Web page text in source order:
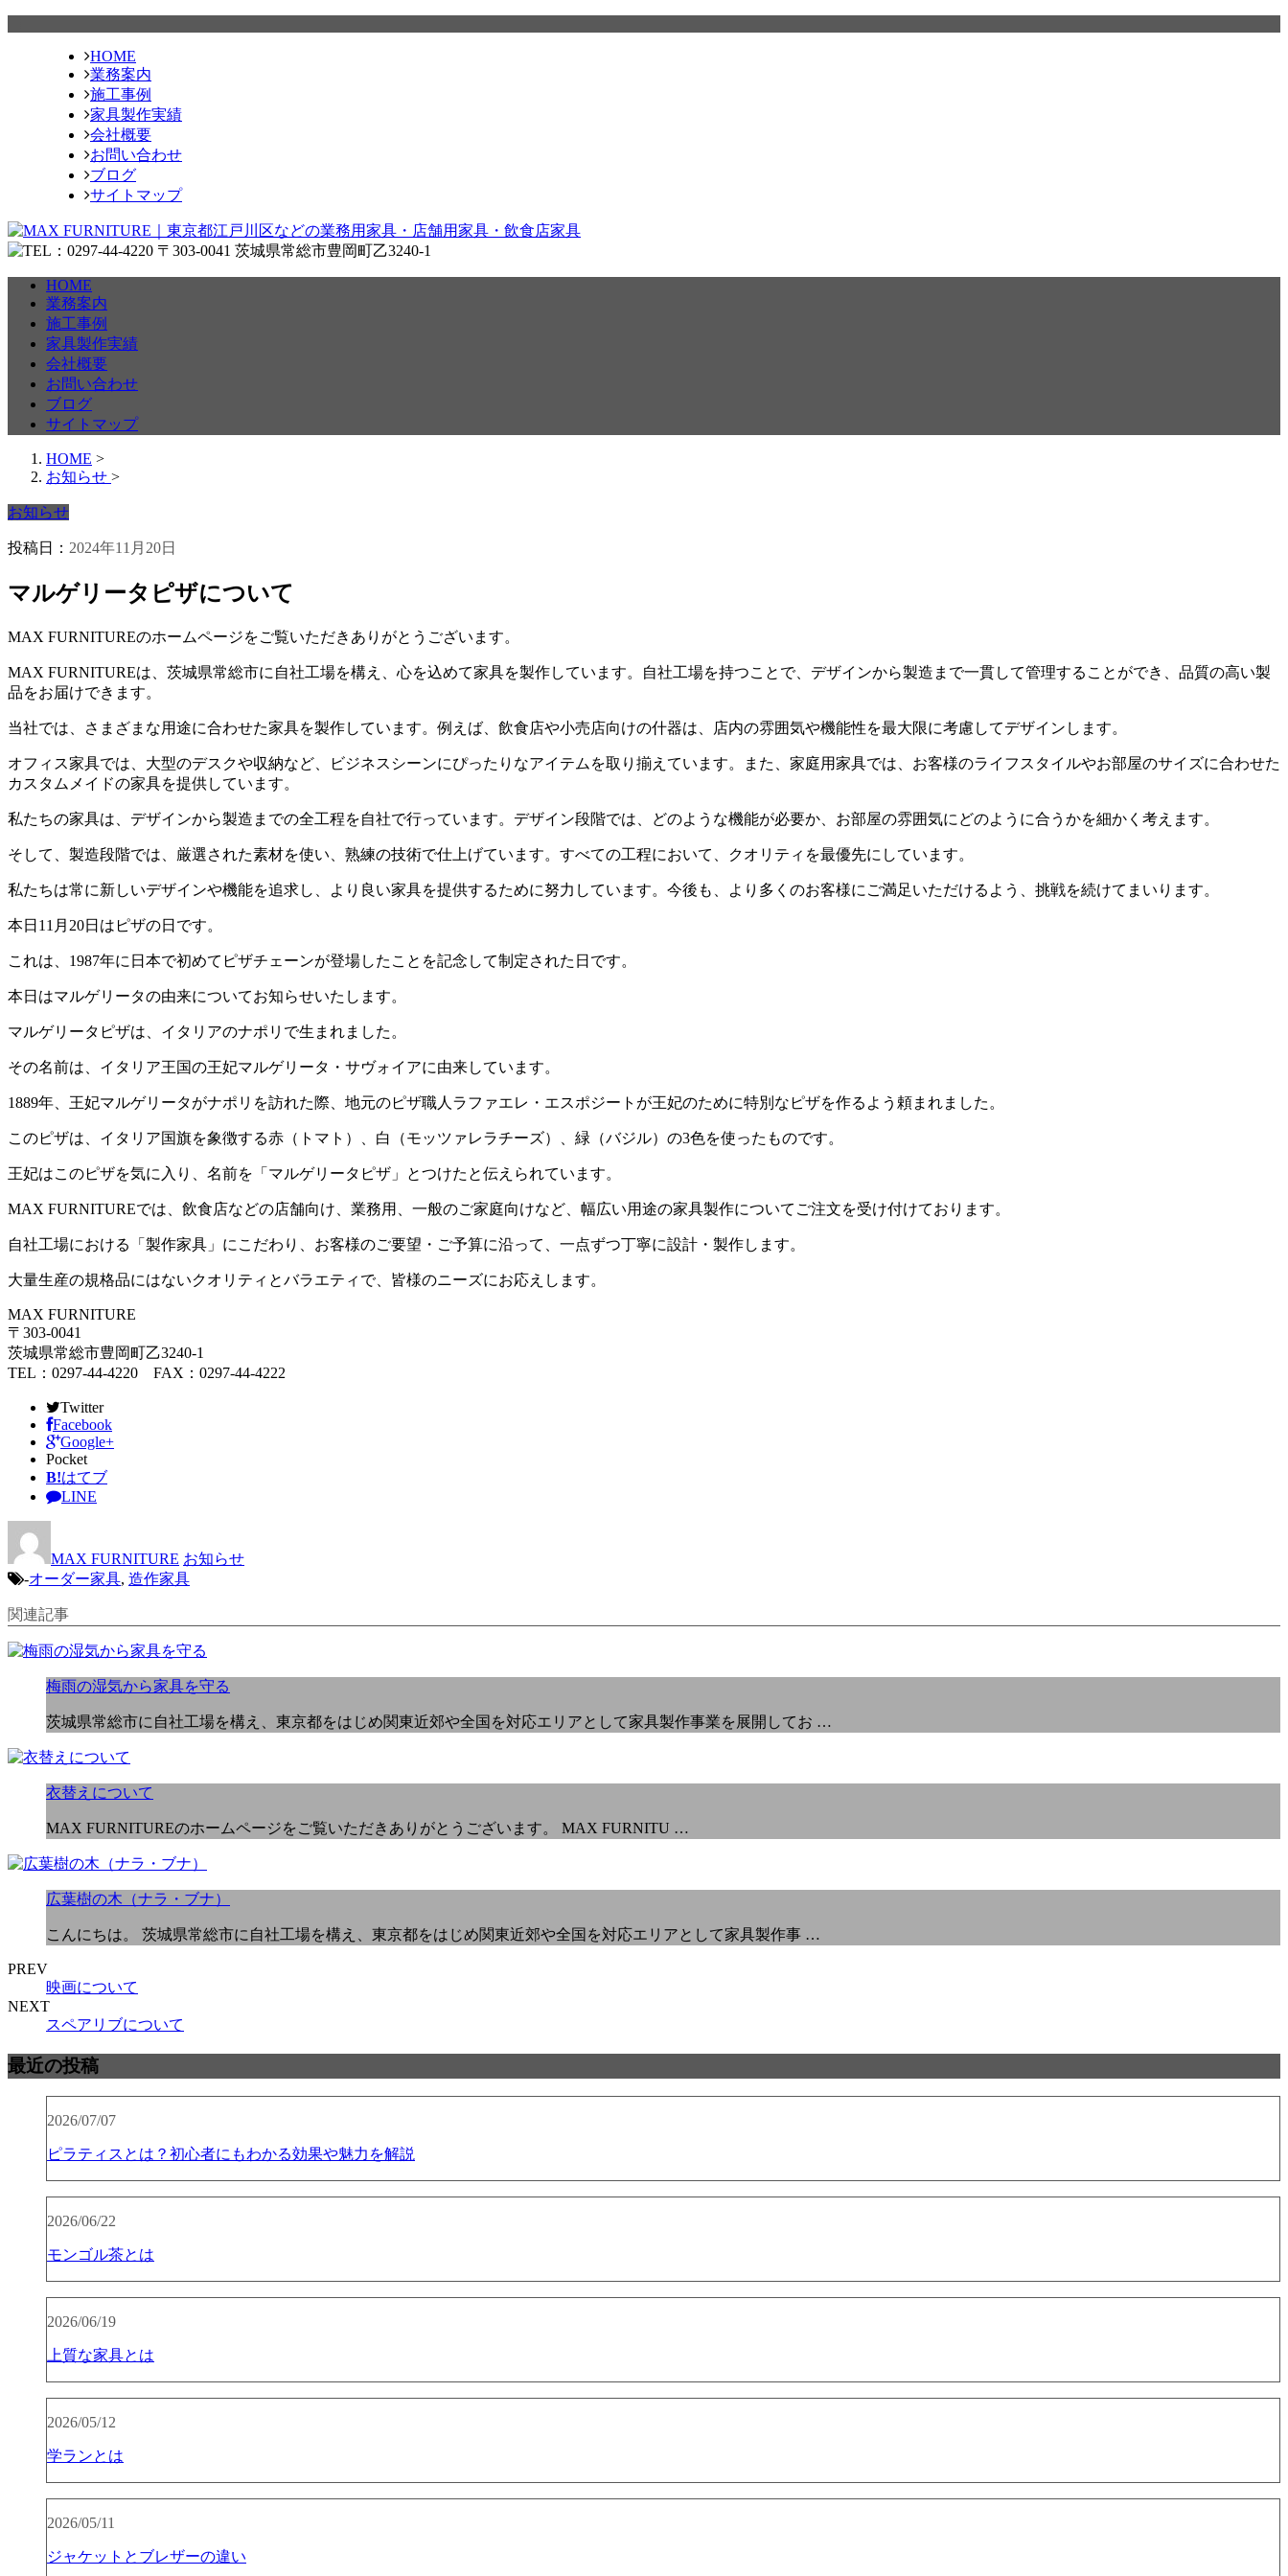
HOME
業務案内
施工事例
家具製作実績
会社概要
お問い合わせ
ブログ
サイトマップ
HOME
業務案内
施工事例
家具製作実績
会社概要
お問い合わせ
ブログ
サイトマップ
HOME >
お知らせ >
お知らせ
投稿日： 2024年11月20日
マルゲリータピザについて
MAX FURNITUREのホームページをご覧いただきありがとうございます。
MAX FURNITUREは、茨城県常総市に自社工場を構え、心を込めて家具を製作しています。自社工場を持つことで、デザインから製造まで一貫して管理することができ、品質の高い製
品をお届けできます。
当社では、さまざまな用途に合わせた家具を製作しています。例えば、飲食店や小売店向けの什器は、店内の雰囲気や機能性を最大限に考慮してデザインします。
オフィス家具では、大型のデスクや収納など、ビジネスシーンにぴったりなアイテムを取り揃えています。また、家庭用家具では、お客様のライフスタイルやお部屋のサイズに合わせた
カスタムメイドの家具を提供しています。
私たちの家具は、デザインから製造までの全工程を自社で行っています。デザイン段階では、どのような機能が必要か、お部屋の雰囲気にどのように合うかを細かく考えます。
そして、製造段階では、厳選された素材を使い、熟練の技術で仕上げています。すべての工程において、クオリティを最優先にしています。
私たちは常に新しいデザインや機能を追求し、より良い家具を提供するために努力しています。今後も、より多くのお客様にご満足いただけるよう、挑戦を続けてまいります。
本日11月20日はピザの日です。
これは、1987年に日本で初めてピザチェーンが登場したことを記念して制定された日です。
本日はマルゲリータの由来についてお知らせいたします。
マルゲリータピザは、イタリアのナポリで生まれました。
その名前は、イタリア王国の王妃マルゲリータ・サヴォイアに由来しています。
1889年、王妃マルゲリータがナポリを訪れた際、地元のピザ職人ラファエレ・エスポジートが王妃のために特別なピザを作るよう頼まれました。
このピザは、イタリア国旗を象徴する赤（トマト）、白（モッツァレラチーズ）、緑（バジル）の3色を使ったものです。
王妃はこのピザを気に入り、名前を「マルゲリータピザ」とつけたと伝えられています。
MAX FURNITUREでは、飲食店などの店舗向け、業務用、一般のご家庭向けなど、幅広い用途の家具製作についてご注文を受け付けております。
自社工場における「製作家具」にこだわり、お客様のご要望・ご予算に沿って、一点ずつ丁寧に設計・製作します。
大量生産の規格品にはないクオリティとバラエティで、皆様のニーズにお応えします。
MAX FURNITURE
〒303-0041
茨城県常総市豊岡町乙3240-1
TEL：0297-44-4220 FAX：0297-44-4222
Twitter
Facebook
Google+
Pocket
B!はてブ
LINE
MAX FURNITURE お知らせ
-オーダー家具, 造作家具
関連記事
梅雨の湿気から家具を守る
茨城県常総市に自社工場を構え、東京都をはじめ関東近郊や全国を対応エリアとして家具製作事業を展開してお …
衣替えについて
MAX FURNITUREのホームページをご覧いただきありがとうございます。 MAX FURNITU …
広葉樹の木（ナラ・ブナ）
こんにちは。 茨城県常総市に自社工場を構え、東京都をはじめ関東近郊や全国を対応エリアとして家具製作事 …
PREV
映画について
NEXT
スペアリブについて
最近の投稿
2026/07/07
ピラティスとは？初心者にもわかる効果や魅力を解説
2026/06/22
モンゴル茶とは
2026/06/19
上質な家具とは
2026/05/12
学ランとは
2026/05/11
ジャケットとブレザーの違い